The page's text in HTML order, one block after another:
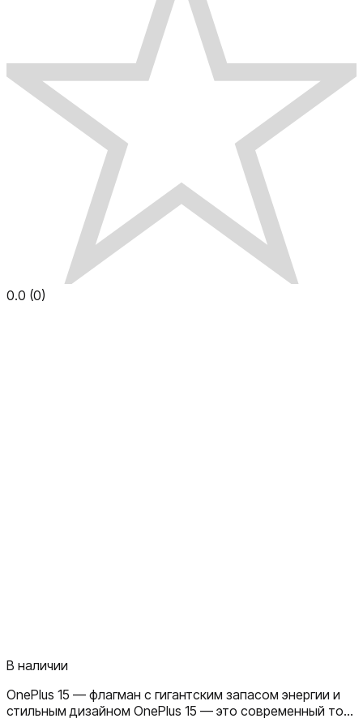
0.0 (0)
В наличии
OnePlus 15 — флагман с гигантским запасом энергии и
стильным дизайном OnePlus 15 — это современный топ-